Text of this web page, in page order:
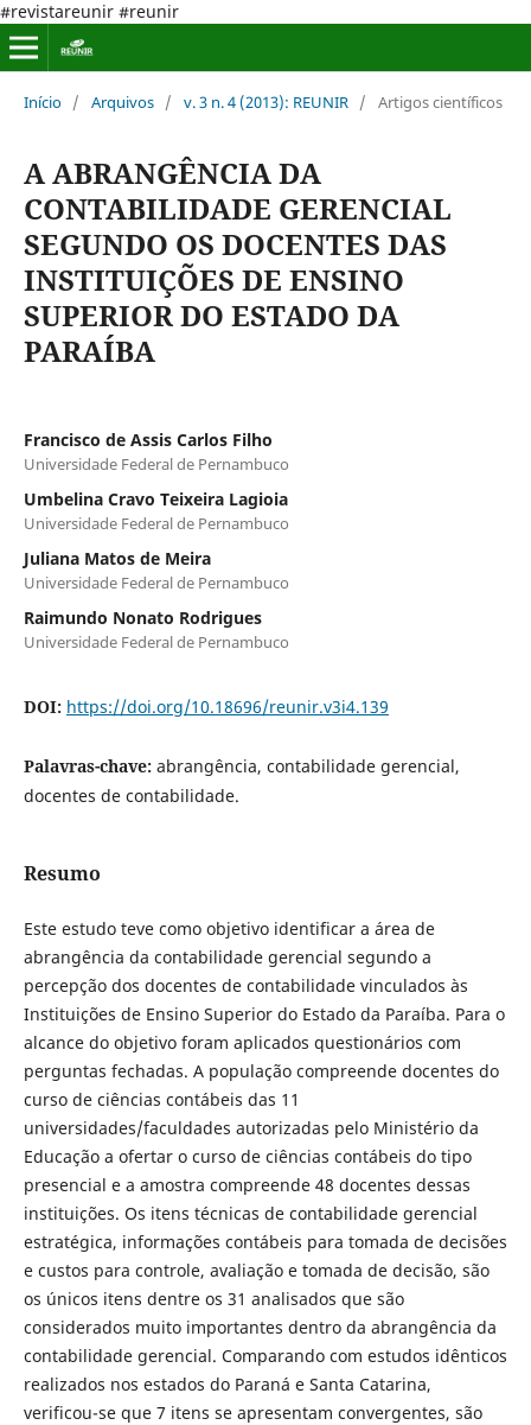
#revistareunir #reunir
Início / Arquivos / v. 3 n. 4 (2013): REUNIR / Artigos científicos
A ABRANGÊNCIA DA
CONTABILIDADE GERENCIAL
SEGUNDO OS DOCENTES DAS
INSTITUIÇÕES DE ENSINO
SUPERIOR DO ESTADO DA
PARAÍBA
Francisco de Assis Carlos Filho
Universidade Federal de Pernambuco
Umbelina Cravo Teixeira Lagioia
Universidade Federal de Pernambuco
Juliana Matos de Meira
Universidade Federal de Pernambuco
Raimundo Nonato Rodrigues
Universidade Federal de Pernambuco
DOI: https://doi.org/10.18696/reunir.v3i4.139
Palavras-chave: abrangência, contabilidade gerencial,
docentes de contabilidade.
Resumo
Este estudo teve como objetivo identificar a área de
abrangência da contabilidade gerencial segundo a
percepção dos docentes de contabilidade vinculados às
Instituições de Ensino Superior do Estado da Paraíba. Para o
alcance do objetivo foram aplicados questionários com
perguntas fechadas. A população compreende docentes do
curso de ciências contábeis das 11
universidades/faculdades autorizadas pelo Ministério da
Educação a ofertar o curso de ciências contábeis do tipo
presencial e a amostra compreende 48 docentes dessas
instituições. Os itens técnicas de contabilidade gerencial
estratégica, informações contábeis para tomada de decisões
e custos para controle, avaliação e tomada de decisão, são
os únicos itens dentre os 31 analisados que são
considerados muito importantes dentro da abrangência da
contabilidade gerencial. Comparando com estudos idênticos
realizados nos estados do Paraná e Santa Catarina,
verificou-se que 7 itens se apresentam convergentes, são